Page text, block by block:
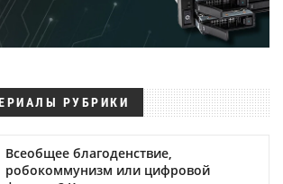
РУБРИКИ
Всеобщее благоденствие,
робокоммунизм или цифровой